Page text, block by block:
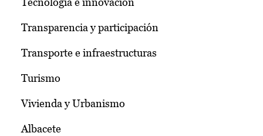
Transparencia y participación
Transporte e infraestructuras
Turismo
Vivienda y Urbanismo
Albacete